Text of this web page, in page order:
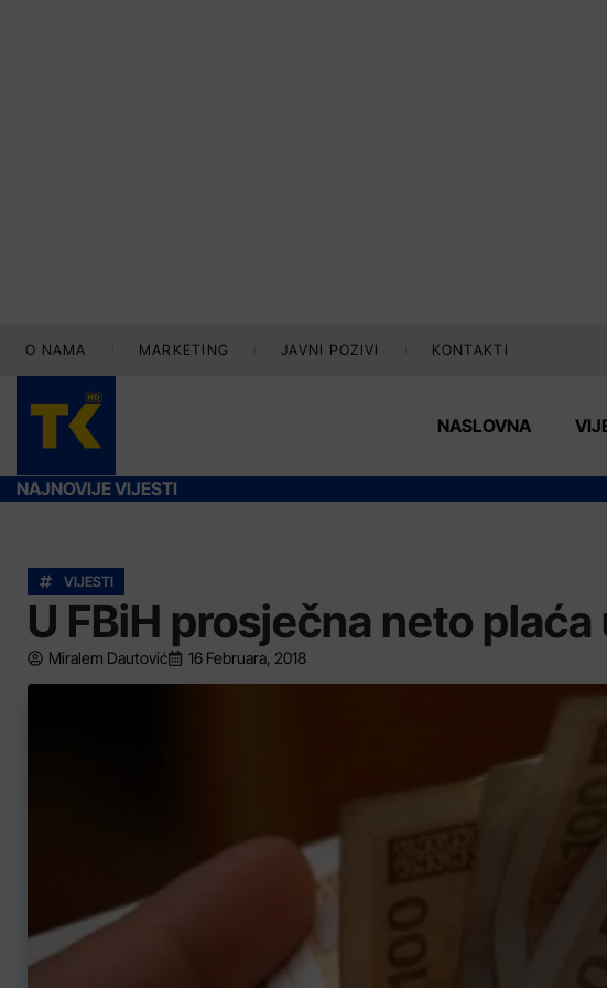
O NAMA MARKETING JAVNI POZIVI KONTAKTI
NASLOVNA
NAJNOVIJE VIJESTI
VIJESTI
U FBiH prosječna neto
Miralem Dautović 16 Februara, 2018